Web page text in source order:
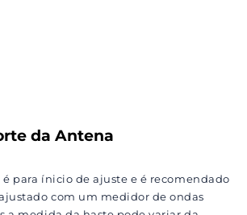
da Antena
é para ínicio de ajuste e é recomendado
com um medidor de ondas